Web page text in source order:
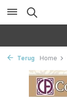
Terug Home